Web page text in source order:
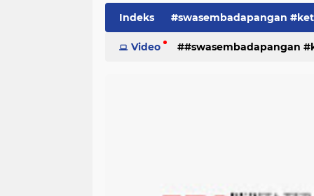
Indeks #swasembadapangan
Pemerintah PEMERINTAHAN
Video #swasembadapangan